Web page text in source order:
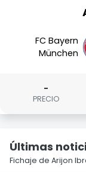
FC Bayern
München
-
PRECIO
Últimas
Fichaje de Arijon